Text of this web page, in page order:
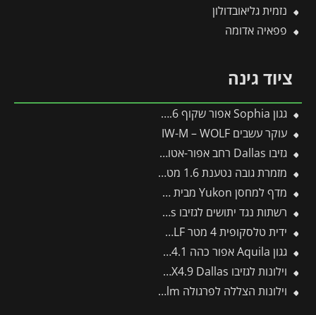
נזמית גליאובדולון
פפאיה אדומה
ציוד גינה
גגון Sophia אפור שקוף 1X1.6 עם קיר צד אחד מבית פלרם – Canopia
עוקר עשבים IW-M – WOLF
גזיבו Dallas רחב אפור-אטום 4.3X4.9 מבית פלרם – Canopia
מזמרת גובה נטענת 1.6 מטר 400-R -תבור
מדף למחסן Yukon מבית פלרם – קנופיה
רשתות נגד יתושים לגזיבו 4.3X4.3 Dallas מבית פלרם – Canopia
ידית טלסקופית 4 מטר ZM-V4 – WOLF
גגון Aquila אפור כהה 0.9X4.1 מבית פלרם – Canopia
וילונות לגזיבו 4.3X4.9 Dallas מבית פלרם – Canopia
וילונות הצללה לפרגולה 3.4X8.1 Stockholm מבית פלרם – Canopia